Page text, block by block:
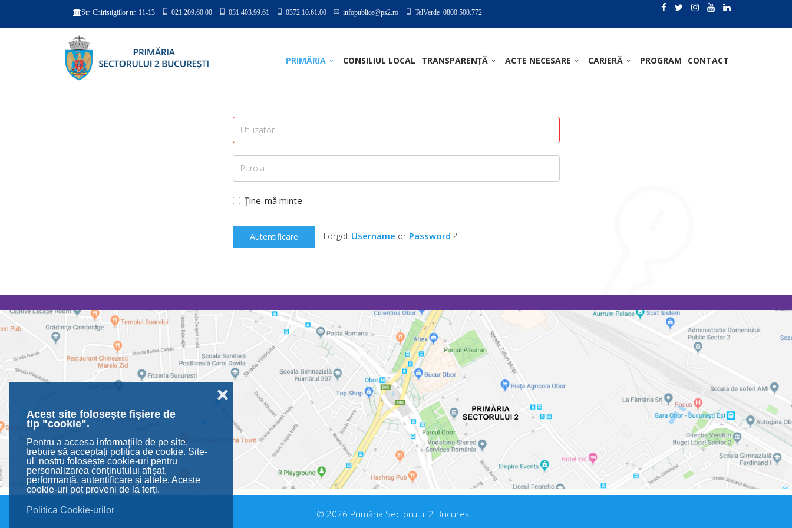
Acest site folosește fișiere de
tip "cookie".
Pentru a accesa informaţiile de pe site,
trebuie să acceptaţi politica de cookie. Site-
ul nostru folosește cookie-uri pentru
personalizarea conținutului afișat,
performanță, autentificare și altele. Aceste
cookie-uri pot proveni de la terți.
Politica Cookie-urilor
❌
Str. Chiristigiilor nr. 11-13 021.209.60.00 031.403.99.61 0372.10.61.00 infopublice@ps2.ro TelVerde 0800.500.772
PRIMĂRIA CONSILIUL LOCAL TRANSPARENȚĂ ACTE NECESARE CARIERĂ PROGRAM CONTACT
Ține-mă minte
Autentificare Forgot Username or Password ?
© 2026 Primăria Sectorului 2 București.